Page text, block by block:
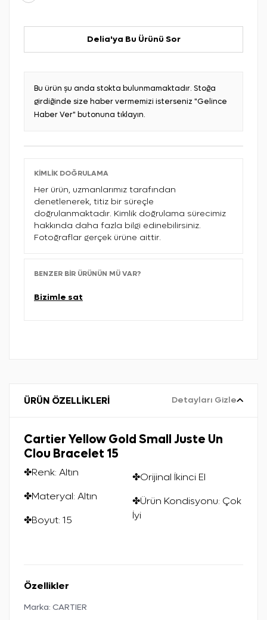
Delia'ya Bu Ürünü Sor
Bu ürün şu anda stokta bulunmamaktadır. Stoğa
girdiğinde size haber vermemizi isterseniz "Gelince
Haber Ver" butonuna tıklayın.
KIMLIK DOĞRULAMA
Her ürün, uzmanlarımız tarafından
denetlenerek, titiz bir süreçle
doğrulanmaktadır. Kimlik doğrulama sürecimiz
hakkında daha fazla bilgi edinebilirsiniz.
Fotoğraflar gerçek ürüne aittir.
BENZER BIR ÜRÜNÜN MÜ VAR?
Bizimle sat
ÜRÜN ÖZELLİKLERİ Detayları Gizle
Cartier Yellow Gold Small Juste Un
Clou Bracelet 15
✤Renk: Altın
✤Materyal: Altın
✤Boyut: 15
✤Orijinal İkinci El
✤Ürün Kondisyonu: Çok
İyi
Özellikler
Marka: CARTIER